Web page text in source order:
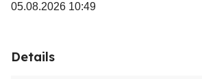
05.08.2026 10:49
Details